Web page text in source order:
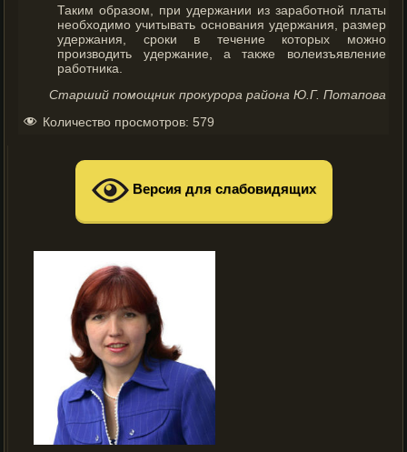
Таким образом, при удержании из заработной платы
необходимо учитывать основания удержания, размер
удержания, сроки в течение которых можно
производить удержание, а также волеизъявление
работника.
Старший помощник прокурора района Ю.Г. Потапова
Количество просмотров: 579
Версия для слабовидящих